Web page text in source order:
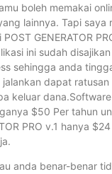
boleh memakai
lainnya. Tapi saya
GENERATOR
ini sudah
sehingga anda
dapat
keluar
$50 Per tahun
PRO v.1 hanya
anda benar-benar